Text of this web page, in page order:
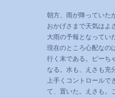
朝方、雨が降っていた
おかげさまで天気はよ
大雨の予報となってい
現在のところ心配なの
行く末である。ピーち
なる。水も、えさも充
上手くコントロールで
て、置いた。えさも。